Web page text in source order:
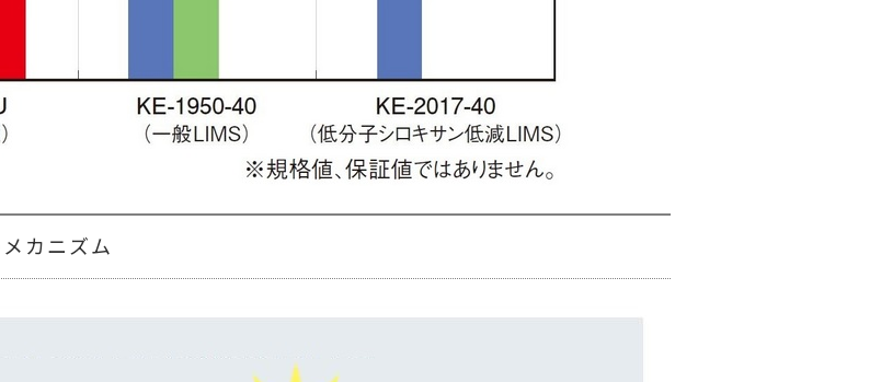
カニズム